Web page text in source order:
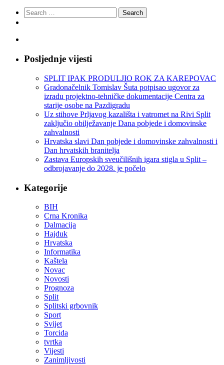
Search
for:
Posljednje vijesti
SPLIT IPAK PRODULJIO ROK ZA KAREPOVAC
Gradonačelnik Tomislav Šuta potpisao ugovor za
izradu projektno-tehničke dokumentacije Centra za
starije osobe na Pazdigradu
Uz stihove Prljavog kazališta i vatromet na Rivi Split
zaključio obilježavanje Dana pobjede i domovinske
zahvalnosti
Hrvatska slavi Dan pobjede i domovinske zahvalnosti i
Dan hrvatskih branitelja
Zastava Europskih sveučilišnih igara stigla u Split –
odbrojavanje do 2028. je počelo
Kategorije
BIH
Crna Kronika
Dalmacija
Hajduk
Hrvatska
Informatika
Kaštela
Novac
Novosti
Prognoza
Split
Splitski grbovnik
Sport
Svijet
Torcida
tvrtka
Vijesti
Zanimljivosti